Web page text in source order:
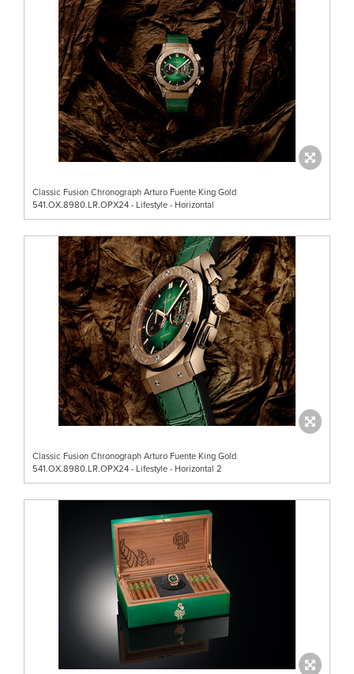
Classic Fusion Chronograph Arturo Fuente King Gold
541.OX.8980.LR.OPX24 - Lifestyle - Horizontal
Classic Fusion Chronograph Arturo Fuente King Gold
541.OX.8980.LR.OPX24 - Lifestyle - Horizontal 2